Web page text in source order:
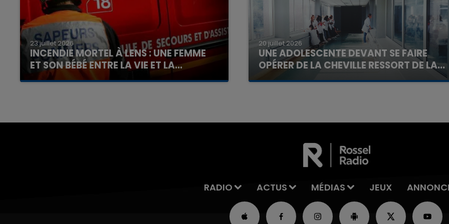
23 juillet 2026
INCENDIE MORTEL À LENS : UNE FEMME
ET SON BÉBÉ ENTRE LA VIE ET LA...
Un homme s'est immolé par le feu après avoir
20 juillet 2026
UNE ADOLESCENTE DEVANT SE FAIRE
OPÉRER DE LA CHEVILLE RESSORT DE LA...
La famille a porté plainte contre la clinique qui a
RADIO ACTUS MÉDIAS JEUX